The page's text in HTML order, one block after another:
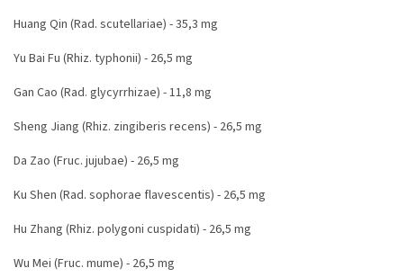
Huang Qin (Rad. scutellariae) - 35,3 mg
Yu Bai Fu (Rhiz. typhonii) - 26,5 mg
Gan Cao (Rad. glycyrrhizae) - 11,8 mg
Sheng Jiang (Rhiz. zingiberis recens) - 26,5 mg
Da Zao (Fruc. jujubae) - 26,5 mg
Ku Shen (Rad. sophorae flavescentis) - 26,5 mg
Hu Zhang (Rhiz. polygoni cuspidati) - 26,5 mg
Wu Mei (Fruc. mume) - 26,5 mg